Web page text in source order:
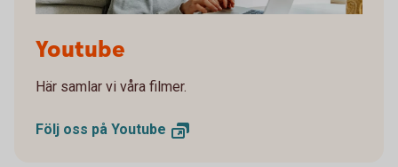
Youtube
Här samlar vi våra filmer.
Följ oss på Youtube